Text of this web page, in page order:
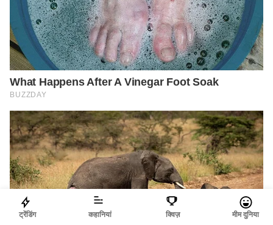
ट्रेंडिंग कहानियां क्विज़ मीम दुनिया